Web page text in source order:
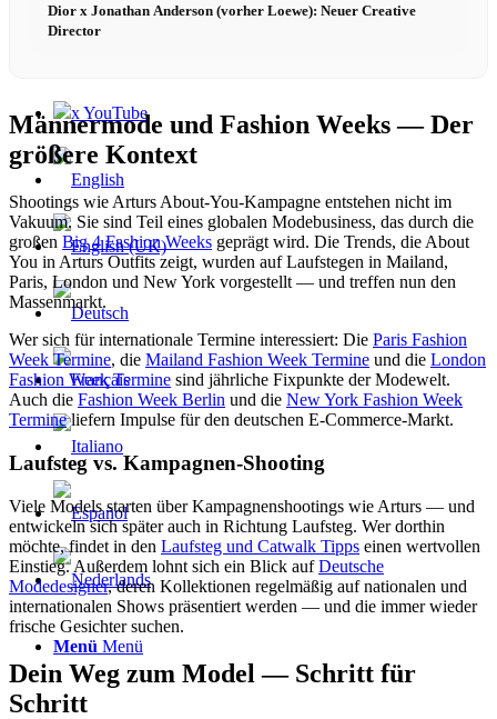
x YouTube
Menü Menü
Dior x Jonathan Anderson (vorher Loewe): Neuer Creative
Director
Männermode und Fashion Weeks — Der
größere Kontext
Shootings wie Arturs About-You-Kampagne entstehen nicht im
Vakuum. Sie sind Teil eines globalen Modebusiness, das durch die
großen Big 4 Fashion Weeks geprägt wird. Die Trends, die About
You in Arturs Outfits zeigt, wurden auf Laufstegen in Mailand,
Paris, London und New York vorgestellt — und treffen nun den
Massenmarkt.
Wer sich für internationale Termine interessiert: Die Paris Fashion
Week Termine, die Mailand Fashion Week Termine und die London
Fashion Week Termine sind jährliche Fixpunkte der Modewelt.
Auch die Fashion Week Berlin und die New York Fashion Week
Termineliefern Impulse für den deutschen E-Commerce-Markt.
Laufsteg vs. Kampagnen-Shooting
Viele Models starten über Kampagnenshootings wie Arturs — und
entwickeln sich später auch in Richtung Laufsteg. Wer dorthin
möchte, findet in den Laufsteg und Catwalk Tipps einen wertvollen
Einstieg. Außerdem lohnt sich ein Blick aufDeutsche
Modedesigner, deren Kollektionen regelmäßig auf nationalen und
internationalen Shows präsentiert werden — und die immer wieder
frische Gesichter suchen.
Dein Weg zum Model — Schritt für
Schritt